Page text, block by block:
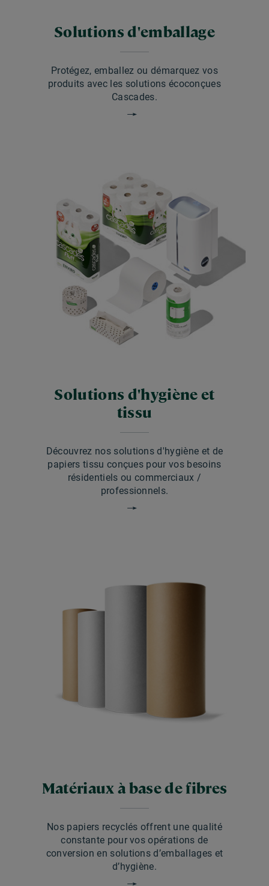
Solutions d'emballage
Protégez, emballez ou démarquez vos
produits avec les solutions écoconçues
Cascades.
Solutions d'hygiène et
tissu
Découvrez nos solutions d'hygiène et de
papiers tissu conçues pour vos besoins
résidentiels ou commerciaux /
professionnels.
Matériaux à base de fibres
Nos papiers recyclés offrent une qualité
constante pour vos opérations de
conversion en solutions d’emballages et
d’hygiène.